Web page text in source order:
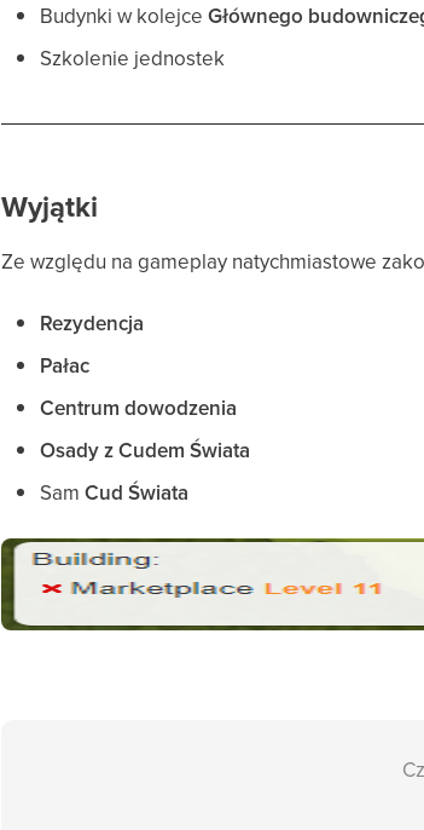
Budynki w kolejceGłównego
Szkolenie jednostek
Wyjątki
Ze względu na gameplay natychmiastowe
Rezydencja
Pałac
Centrum dowodzenia
Osady z Cudem Świata
SamCud Świata